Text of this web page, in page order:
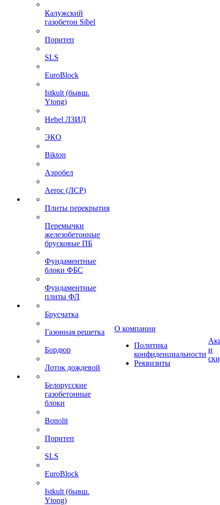
Калужский
газобетон Sibel
Поритеп
SLS
EuroBlock
Istkult (бывш.
Ytong)
Hebel ЛЗИД
ЭКО
Bikton
Аэробел
Aeroc (ЛСР)
Плиты перекрытия
Перемычки
железобетонные
брусковые ПБ
Фундаментные
блоки ФБС
Фундаментные
плиты ФЛ
Брусчатка
Газонная решетка
Бордюр
Лоток дождевой
Белорусские
газобетонные
блоки
Bonolit
Поритеп
SLS
EuroBlock
Istkult (бывш.
Ytong)
О компании
Политика
конфиденциальности
Реквизиты
и